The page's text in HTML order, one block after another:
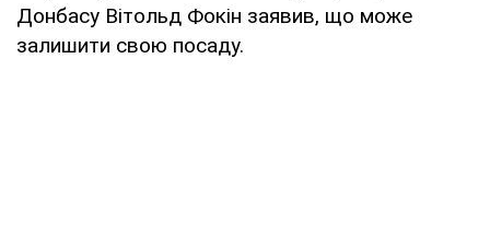
Донбасу Вітольд Фокін заявив, що може
залишити свою посаду.